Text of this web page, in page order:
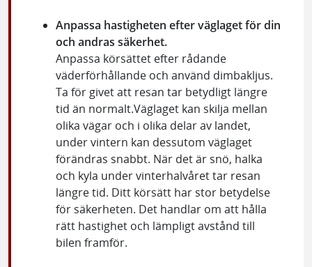
Anpassa hastigheten efter väglaget för din
och andras säkerhet.
Anpassa körsättet efter rådande
väderförhållande och använd dimbakljus.
Ta för givet att resan tar betydligt längre
tid än normalt.Väglaget kan skilja mellan
olika vägar och i olika delar av landet,
under vintern kan dessutom väglaget
förändras snabbt. När det är snö, halka
och kyla under vinterhalvåret tar resan
längre tid. Ditt körsätt har stor betydelse
för säkerheten. Det handlar om att hålla
rätt hastighet och lämpligt avstånd till
bilen framför.